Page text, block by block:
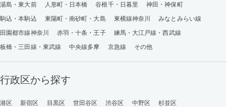
湯島・東大前
人形町・日本橋 谷根千・日暮里
神田・神保町
駒込・本駒込
東陽町・南砂町・大島 東横線神奈川
みなとみらい線
田園都市線神奈川
赤羽・十条・王子
練馬・大江戸線・西武線
板橋・三田線・東武線
中央線多摩 京急線 その他
行政区から探す
港区 新宿区 目黒区 世田谷区 渋谷区 中野区 杉並区